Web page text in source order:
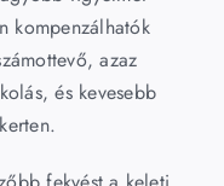
kompenzálhatók
azaz
és kevesebb